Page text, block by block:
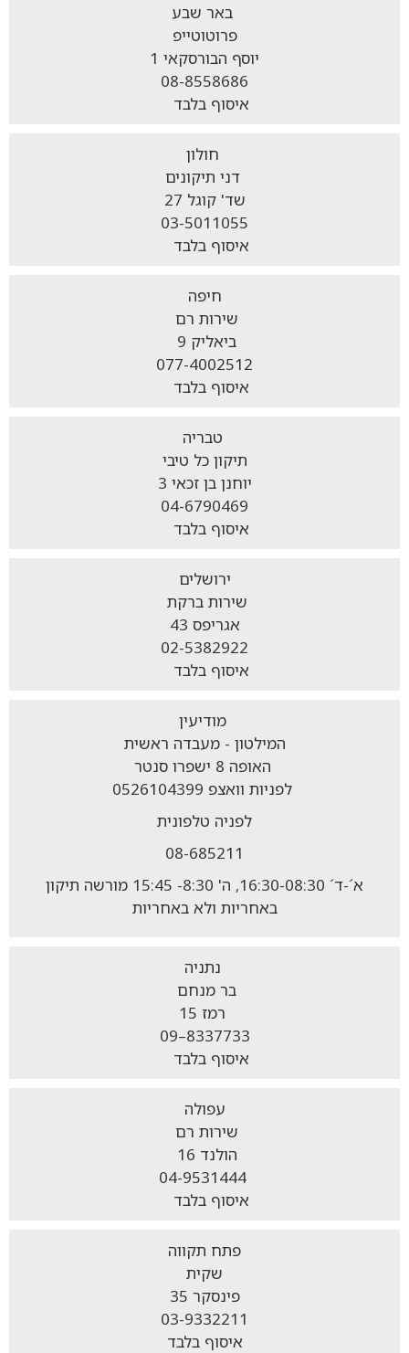
באר שבע
פרוטוטייפ
יוסף הבורסקאי 1
08-8558686
איסוף בלבד
חולון
דני תיקונים
שד' קוגל 27
03-5011055
איסוף בלבד
חיפה
שירות רם
ביאליק 9
077-4002512
איסוף בלבד
טבריה
תיקון כל טיבי
יוחנן בן זכאי 3
04-6790469
איסוף בלבד
ירושלים
שירות ברקת
אגריפס 43
02-5382922
איסוף בלבד
מודיעין
המילטון - מעבדה ראשית
האופה 8 ישפרו סנטר
לפניות וואצפ 0526104399
לפניה טלפונית
08-685211
א´-ד´ 16:30-08:30, ה' 8:30- 15:45 מורשה תיקון
באחריות ולא באחריות
נתניה
בר מנחם
רמז 15
8337733–09
איסוף בלבד
עפולה
שירות רם
הולנד 16
04-9531444
איסוף בלבד
פתח תקווה
שקית
פינסקר 35
03-9332211
איסוף בלבד